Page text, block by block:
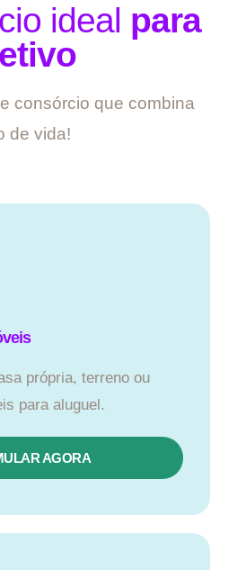
ideal para
consórcio que combina
de vida!
própria, terreno ou
para aluguel.
AGORA​